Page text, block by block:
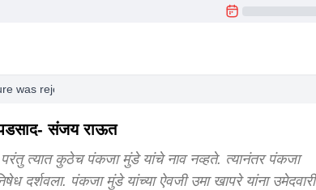
was rejected
पडसाद- संजय राऊत
त्यात कुठेच पंकजा मुंडे यांचे नाव नव्हते. त्यानंतर पंकजा
दर्शवला. पंकजा मुंडे यांच्या ऐवजी उमा खापरे यांना उमेदवारी